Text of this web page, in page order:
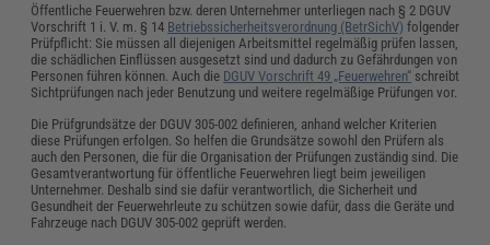
Öffentliche Feuerwehren bzw. deren Unternehmer unterliegen nach § 2 DGUV
Vorschrift 1 i. V. m. § 14 Betriebssicherheitsverordnung (BetrSichV) folgender
Prüfpflicht: Sie müssen all diejenigen Arbeitsmittel regelmäßig prüfen lassen,
die schädlichen Einflüssen ausgesetzt sind und dadurch zu Gefährdungen von
Personen führen können. Auch die DGUV Vorschrift 49 „Feuerwehren“ schreibt
Sichtprüfungen nach jeder Benutzung und weitere regelmäßige Prüfungen vor.
Die Prüfgrundsätze der DGUV 305-002 definieren, anhand welcher Kriterien
diese Prüfungen erfolgen. So helfen die Grundsätze sowohl den Prüfern als
auch den Personen, die für die Organisation der Prüfungen zuständig sind. Die
Gesamtverantwortung für öffentliche Feuerwehren liegt beim jeweiligen
Unternehmer. Deshalb sind sie dafür verantwortlich, die Sicherheit und
Gesundheit der Feuerwehrleute zu schützen sowie dafür, dass die Geräte und
Fahrzeuge nach DGUV 305-002 geprüft werden.